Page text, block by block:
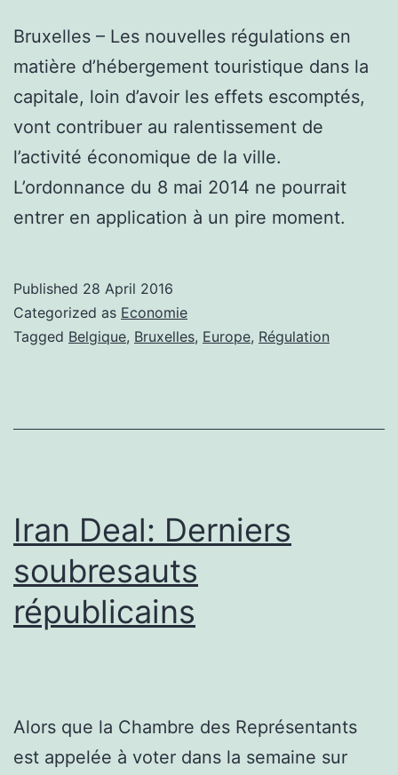
Bruxelles – Les nouvelles régulations en
matière d’hébergement touristique dans la
capitale, loin d’avoir les effets escomptés,
vont contribuer au ralentissement de
l’activité économique de la ville.
L’ordonnance du 8 mai 2014 ne pourrait
entrer en application à un pire moment.
Published 28 April 2016
Categorized as Economie
Tagged Belgique, Bruxelles, Europe, Régulation
Iran Deal: Derniers
soubresauts
républicains
Alors que la Chambre des Représentants
est appelée à voter dans la semaine sur